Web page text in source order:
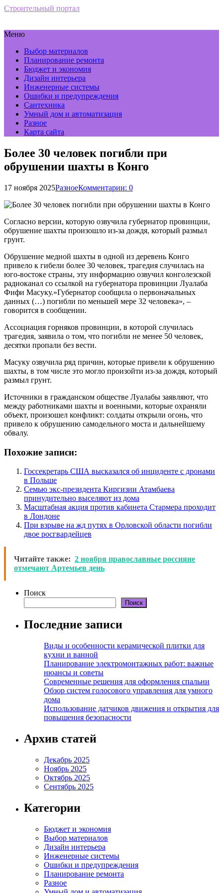
Строительный портал
Меню
Выбор материалов
Планирование ремонта
Бюджет и экономия
Дизайн интерьера
Инженерные системы
Ошибки и предупреждения
Сантехника
Умный дом и автоматизация
Разное
Карта сайта
Более 30 человек погибли при
обрушении шахты в Конго
17 ноября 2025РазноеКомментарии: 0
Согласно версии, которую озвучила губернатор провинции,
обрушение шахты произошло из-за дождя, который размыл
грунт.
Обрушение медной шахты в одной из деревень Конго
привело к гибели более 30 человек, трагедия случилась на
юго-востоке страны, эту информацию озвучил конголезской
радиоканал со ссылкой на губернатора провинции Луалаба
Фифи Масуку.»Губернатор сообщила о первоначальных
данных (…) погибли по меньшей мере 32 человека», –
говорится в сообщении.
Ассоциация горняков провинции, в которой случилась
трагедия, заявила о том, что погибли не менее 50 человек,
десятки пропали без вести.
Масуку озвучила ряд причин, которые привели к обрушению
шахты, в том числе это могло произойти из-за дождя, который
размыл грунт.
Источники в гражданском обществе Луалабы заявляют, что
между работниками шахты и военными, которые охраняли
объект, произошел конфликт: солдаты открыли огонь, что
привело к обрушению самодельного моста и дальнейшему
обвалу.
Похожие записи:
Госсекретарь США высказался об инциденте с дронами
в Польше
Семью экс-президента Киргизии Атамбаева
принудительно выселяют из дома
Масштабная акция против кабинета Стармера проходит
в Лондоне
При взрыве на жд путях в Орловской области погибли
двое росгвардейцев
Читайте также: 2 ноября православные россияне
отмечают Артемьев день
Поиск
Поиск
Последние записи
Виды и особенности керамической плитки для
кухни и ванной
Планирование электромонтажных работ: важные
нюансы и советы
Современные решения для оформления спальни
Обзор систем голосового управления для умного
дома
Использование датчиков движения и открытия для
повышения безопасности
Архив статей
Декабрь 2025
Ноябрь 2025
Октябрь 2025
Сентябрь 2025
Категории
Бюджет и экономия
Выбор материалов
Дизайн интерьера
Инженерные системы
Ошибки и предупреждения
Планирование ремонта
Разное